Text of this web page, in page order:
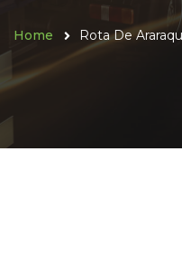
Home Rota De